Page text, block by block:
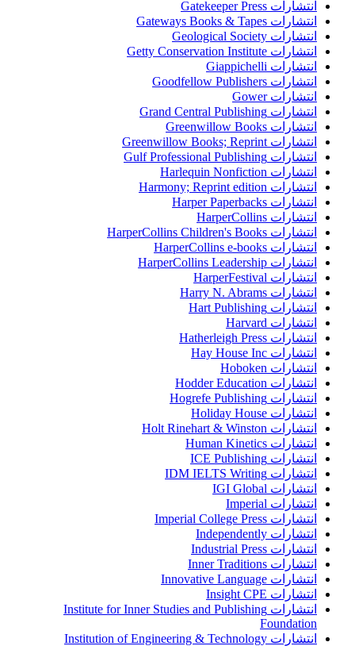
انتشارات Gatekeeper Press
انتشارات Gateways Books & Tapes
انتشارات Geological Society
انتشارات Getty Conservation Institute
انتشارات Giappichelli
انتشارات Goodfellow Publishers
انتشارات Gower
انتشارات Grand Central Publishing
انتشارات Greenwillow Books
انتشارات Greenwillow Books; Reprint
انتشارات Gulf Professional Publishing
انتشارات Harlequin Nonfiction
انتشارات Harmony; Reprint edition
انتشارات Harper Paperbacks
انتشارات HarperCollins
انتشارات HarperCollins Children's Books
انتشارات HarperCollins e-books
انتشارات HarperCollins Leadership
انتشارات HarperFestival
انتشارات Harry N. Abrams
انتشارات Hart Publishing
انتشارات Harvard
انتشارات Hatherleigh Press
انتشارات Hay House Inc
انتشارات Hoboken
انتشارات Hodder Education
انتشارات Hogrefe Publishing
انتشارات Holiday House
انتشارات Holt Rinehart & Winston
انتشارات Human Kinetics
انتشارات ICE Publishing
انتشارات IDM IELTS Writing
انتشارات IGI Global
انتشارات Imperial
انتشارات Imperial College Press
انتشارات Independently
انتشارات Industrial Press
انتشارات Inner Traditions
انتشارات Innovative Language
انتشارات Insight CPE
انتشارات Institute for Inner Studies and Publishing
Foundation
انتشارات Institution of Engineering & Technology